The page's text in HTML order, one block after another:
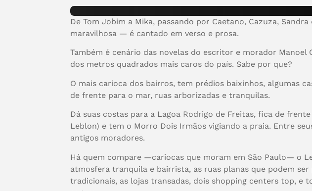
De Tom Jobim a Mika, passando por Caetano, Cazuza,
maravilhosa — é cantado em verso e prosa.
Também é cenário das novelas do escritor e morador Manoel
dos metros quadrados mais caros do país. Sabe por que?
O mais carioca dos bairros, tem prédios baixinhos, algumas
de frente para o mar, ruas arborizadas e tranquilas.
Dá suas costas para a Lagoa Rodrigo de Freitas, fica de
Leblon) e tem o Morro Dois Irmãos vigiando a praia. Entre
antigos moradores.
Há quem compare —cariocas que moram em São Paulo— o
atmosfera tranquila e bairrista, as ruas planas que podem
tradicionais, as lojas transadas, dois shopping centers top, e